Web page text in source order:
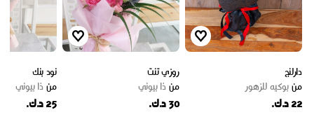
دارلنج
من بوكيه للزهور
22 د.ك.
روزي تنت
من ذا بيوني
30 د.ك.
نود بنك
من ذا بيوني
25 د.ك.